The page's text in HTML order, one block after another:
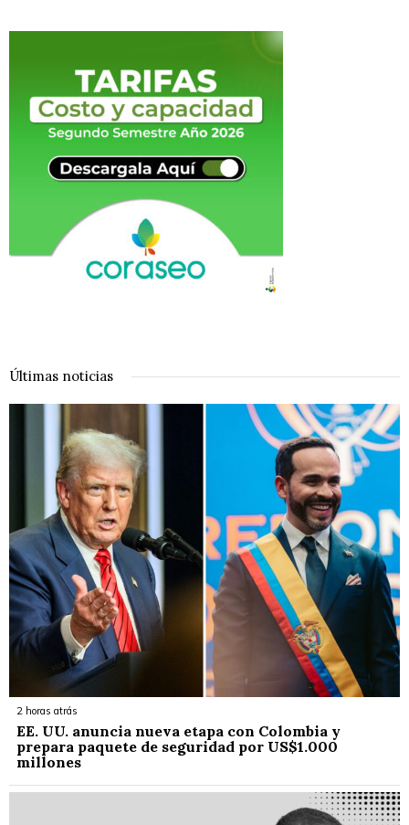
Últimas noticias
2 horas atrás
EE. UU. anuncia nueva etapa con Colombia y
prepara paquete de seguridad por US$1.000
millones